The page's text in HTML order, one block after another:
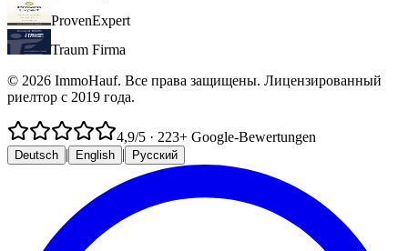
ProvenExpert
Traum Firma
© 2026 ImmoHauf. Все права защищены. Лицензированный
риелтор с 2019 года.
4,9/5 · 223+ Google-Bewertungen
Deutsch | English | Русский